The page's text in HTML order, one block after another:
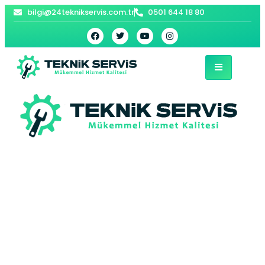
bilgi@24teknikservis.com.tr 0501 644 18 80